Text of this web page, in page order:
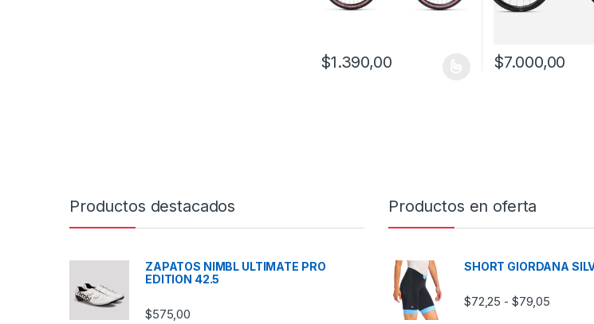
$1.390,00
Este producto tiene múltiples variantes. Las
$7.000,00
Productos destacados
ZAPATOS NIMBL ULTIMATE PRO
EDITION 42.5
$575,00
Productos en oferta
SHORT GIORDANA
$72,25 - $79,05 Rango